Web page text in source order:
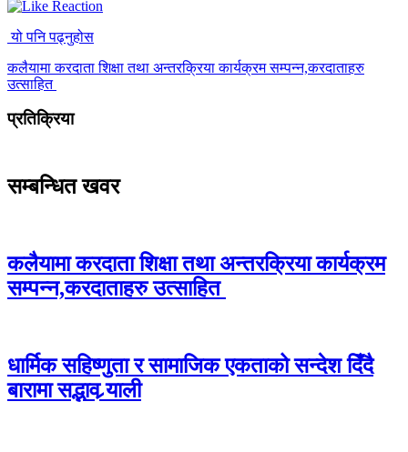
यो पनि पढ्नुहोस
कलैयामा करदाता शिक्षा तथा अन्तरक्रिया कार्यक्रम सम्पन्न,करदाताहरु
उत्साहित
प्रतिक्रिया
सम्बन्धित खवर
कलैयामा करदाता शिक्षा तथा अन्तरक्रिया कार्यक्रम
सम्पन्न,करदाताहरु उत्साहित
धार्मिक सहिष्णुता र सामाजिक एकताको सन्देश दिँदै
बारामा सद्भाव र्‍याली